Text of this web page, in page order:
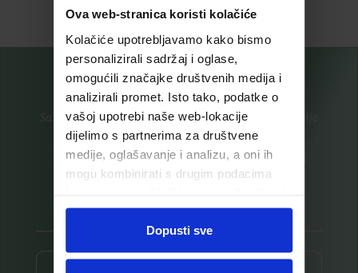
Ova web-stranica koristi kolačiće
Kolačiće upotrebljavamo kako bismo
personalizirali sadržaj i oglase,
omogućili značajke društvenih medija i
analizirali promet. Isto tako, podatke o
vašoj upotrebi naše web-lokacije
dijelimo s partnerima za društvene
medije, oglašavanje i analizu, a oni ih
mogu kombinirati s drugim podacima
ste upotrebljavali njihove usluge.
Dopusti sve
Saznajte prvi za nove proizvode i ekskluzivne promocije
Prijavite se na listu za novosti